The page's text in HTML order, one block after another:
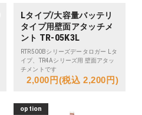
Lタイプ/大容量バッテリ
タイプ用壁面アタッチメ
ント TR-05K3L
RTR500Bシリーズデータロガー Lタ
イプ、TR4Aシリーズ用 壁面アタッ
チメントです
2,000円(税込 2,200円)
option